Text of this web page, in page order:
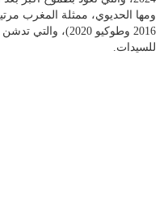
ومها الحديوي، ممثلة المغرب
2016 وطوكيو
للسيدات.